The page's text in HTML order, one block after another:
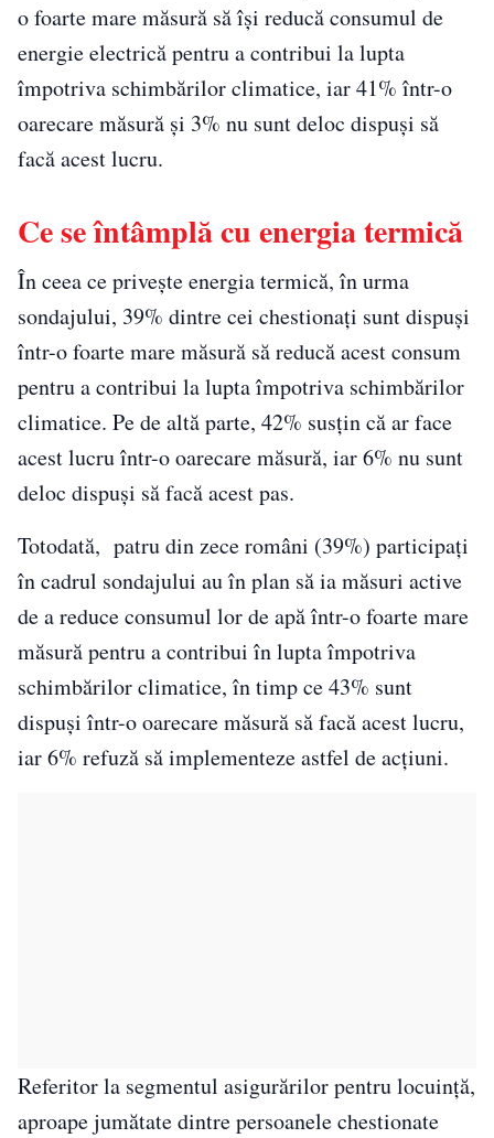
o foarte mare măsură să îşi reducă consumul de
energie electrică pentru a contribui la lupta
împotriva schimbărilor climatice, iar 41% într-o
oarecare măsură şi 3% nu sunt deloc dispuşi să
facă acest lucru.
Ce se întâmplă cu energia termică
În ceea ce privește energia termică, în urma
sondajului, 39% dintre cei chestionaţi sunt dispuşi
într-o foarte mare măsură să reducă acest consum
pentru a contribui la lupta împotriva schimbărilor
climatice. Pe de altă parte, 42% susţin că ar face
acest lucru într-o oarecare măsură, iar 6% nu sunt
deloc dispuşi să facă acest pas.
Totodată, patru din zece români (39%) participați
în cadrul sondajului au în plan să ia măsuri active
de a reduce consumul lor de apă într-o foarte mare
măsură pentru a contribui în lupta împotriva
schimbărilor climatice, în timp ce 43% sunt
dispuşi într-o oarecare măsură să facă acest lucru,
iar 6% refuză să implementeze astfel de acţiuni.
Referitor la segmentul asigurărilor pentru locuinţă,
aproape jumătate dintre persoanele chestionate